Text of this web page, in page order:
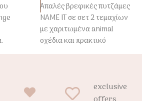
Απαλές βρεφικές πυτζάμες
NAME IT σε σετ 2 τεμαχίων
με χαριτωμένα animal
σχέδια και πρακτικό
ξεκούραστο ύπνο κάθε
exclusive